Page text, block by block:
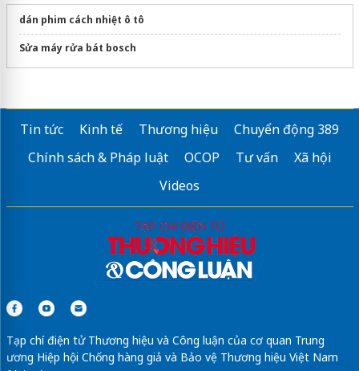
dán phim cách nhiệt ô tô
Sửa máy rửa bát bosch
Tin tức Kinh tế Thương hiệu
Chuyển động 389
Chính sách & Pháp luật
OCOP Tư vấn
Xã hội
Videos
Tạp chí điện tử Thương hiệu và Công luận của cơ quan Trung
ương Hiệp hội Chống hàng giả và Bảo vệ Thương hiệu Việt Nam